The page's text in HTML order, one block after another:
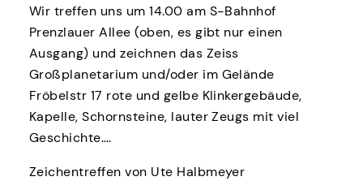
Wir treffen uns um 14.00 am S-Bahnhof
Prenzlauer Allee (oben, es gibt nur einen
Ausgang) und zeichnen das Zeiss
Großplanetarium und/oder im Gelände
Fröbelstr 17 rote und gelbe Klinkergebäude,
Kapelle, Schornsteine, lauter Zeugs mit viel
Geschichte….
Zeichentreffen von Ute Halbmeyer